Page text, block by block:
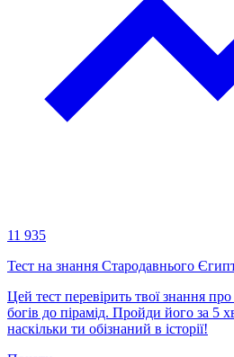
11 935
Тест на знання Стародавнього
Цей тест перевірить твої знання
богів до пірамід. Пройди його за 5
наскільки ти обізнаний в історії!